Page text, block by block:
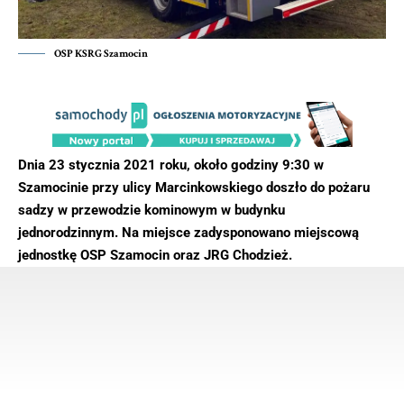
OSP KSRG Szamocin
Dnia 23 stycznia 2021 roku, około godziny 9:30 w
Szamocinie przy ulicy Marcinkowskiego doszło do pożaru
sadzy w przewodzie kominowym w budynku
jednorodzinnym. Na miejsce zadysponowano miejscową
jednostkę OSP Szamocin oraz JRG Chodzież.